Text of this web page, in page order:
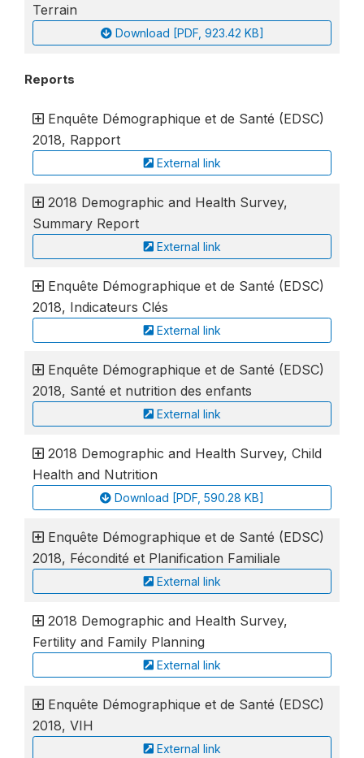
Terrain
Download [PDF, 923.42 KB]
Reports
Enquête Démographique et de Santé (EDSC)
2018, Rapport
External link
2018 Demographic and Health Survey,
Summary Report
External link
Enquête Démographique et de Santé (EDSC)
2018, Indicateurs Clés
External link
Enquête Démographique et de Santé (EDSC)
2018, Santé et nutrition des enfants
External link
2018 Demographic and Health Survey, Child
Health and Nutrition
Download [PDF, 590.28 KB]
Enquête Démographique et de Santé (EDSC)
2018, Fécondité et Planification Familiale
External link
2018 Demographic and Health Survey,
Fertility and Family Planning
External link
Enquête Démographique et de Santé (EDSC)
2018, VIH
External link